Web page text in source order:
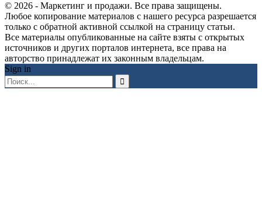
© 2026 - Маркетинг и продажи. Все права защищены.
Любое копирование материалов с нашего ресурса разрешается
только с обратной активной ссылкой на страницу статьи.
Все материалы опубликованные на сайте взяты с открытых
источников и других порталов интернета, все права на
авторство принадлежат их законным владельцам.
Sign in